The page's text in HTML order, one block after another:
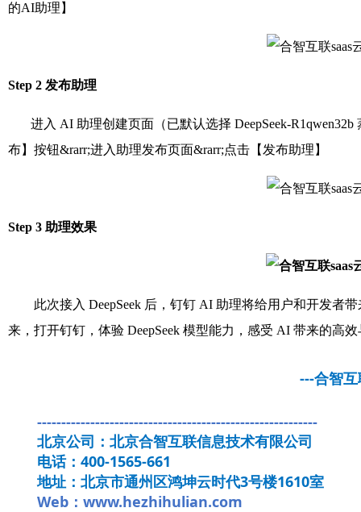
的AI助理】
Step 2 发布助理
进入 AI 助理创建页面（已默认选择 DeepSeek-R1qwen32b
布】按钮&rarr;进入助理发布页面&rarr;点击【发布助理】
Step 3 助理效果
此次接入 DeepSeek 后，钉钉 AI 助理将给用户和开发者
来，打开钉钉，体验 DeepSeek 模型能力，感受 AI 带来的高
---合智
----------------------------------------------------------
北京公司：北京合智互联信息技术有限公司
电话：400-1565-661
地址：北京市通州区鸿坤云时代3号楼1610室
Web：www.hezhihulian.com